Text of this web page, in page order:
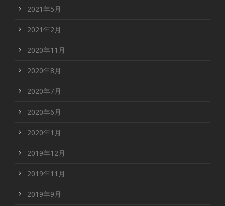
2021年5月
2021年2月
2020年11月
2020年8月
2020年7月
2020年6月
2020年1月
2019年12月
2019年11月
2019年9月